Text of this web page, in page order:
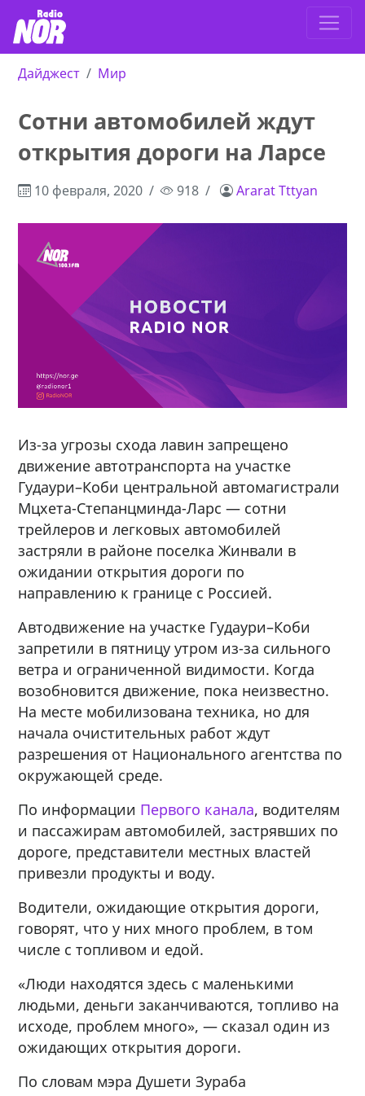
Дайджест Мир
Сотни автомобилей ждут
открытия дороги на Ларсе
10 февраля, 2020 918 Ararat Tttyan
Из-за угрозы схода лавин запрещено
движение автотранспорта на участке
Гудаури–Коби центральной автомагистрали
Мцхета-Степанцминда-Ларс — сотни
трейлеров и легковых автомобилей
застряли в районе поселка Жинвали в
ожидании открытия дороги по
направлению к границе с Россией.
Автодвижение на участке Гудаури–Коби
запретили в пятницу утром из-за сильного
ветра и ограниченной видимости. Когда
возобновится движение, пока неизвестно.
На месте мобилизована техника, но для
начала очистительных работ ждут
разрешения от Национального агентства по
окружающей среде.
По информации Первого канала, водителям
и пассажирам автомобилей, застрявших по
дороге, представители местных властей
привезли продукты и воду.
Водители, ожидающие открытия дороги,
говорят, что у них много проблем, в том
числе с топливом и едой.
«Люди находятся здесь с маленькими
людьми, деньги заканчиваются, топливо на
исходе, проблем много», — сказал один из
ожидающих открытия дороги.
По словам мэра Душети Зураба